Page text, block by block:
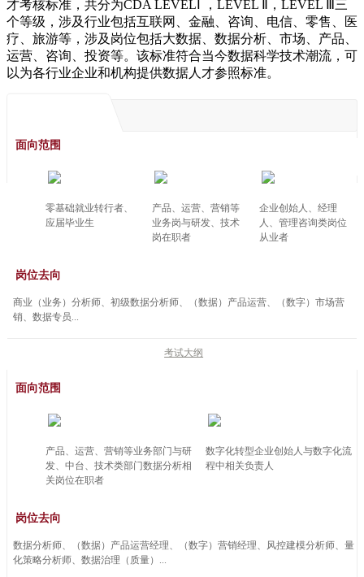
才考核标准，共分为CDA LEVELⅠ ，LEVEL Ⅱ，LEVEL Ⅲ三
个等级，涉及行业包括互联网、金融、咨询、电信、零售、医
疗、旅游等，涉及岗位包括大数据、数据分析、市场、产品、
运营、咨询、投资等。该标准符合当今数据科学技术潮流，可
以为各行业企业和机构提供数据人才参照标准。
面向范围
零基础就业转行者、
应届毕业生
产品、运营、营销等
业务岗与研发、技术
岗在职者
企业创始人、经理
人、管理咨询类岗位
从业者
岗位去向
商业（业务）分析师、初级数据分析师、（数据）产品运营、（数字）市场营
销、数据专员...
考试大纲
面向范围
产品、运营、营销等业务部门与研
发、中台、技术类部门数据分析相
关岗位在职者
数字化转型企业创始人与数字化流
程中相关负责人
岗位去向
数据分析师、（数据）产品运营经理、（数字）营销经理、风控建模分析师、量
化策略分析师、数据治理（质量）...